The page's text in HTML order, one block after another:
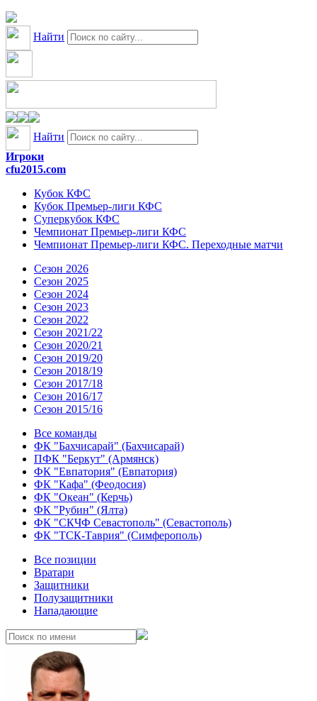
Найти
Найти
Игроки
cfu2015.com
Кубок КФС
Кубок Премьер-лиги КФС
Суперкубок КФС
Чемпионат Премьер-лиги КФС
Чемпионат Премьер-лиги КФС. Переходные матчи
Сезон 2026
Сезон 2025
Сезон 2024
Сезон 2023
Сезон 2022
Сезон 2021/22
Сезон 2020/21
Сезон 2019/20
Сезон 2018/19
Сезон 2017/18
Сезон 2016/17
Сезон 2015/16
Все команды
ФК "Бахчисарай" (Бахчисарай)
ПФК "Беркут" (Армянск)
ФК "Евпатория" (Евпатория)
ФК "Кафа" (Феодосия)
ФК "Океан" (Керчь)
ФК "Рубин" (Ялта)
ФК "СКЧФ Севастополь" (Севастополь)
ФК "ТСК-Таврия" (Симферополь)
Все позиции
Вратари
Защитники
Полузащитники
Нападающие